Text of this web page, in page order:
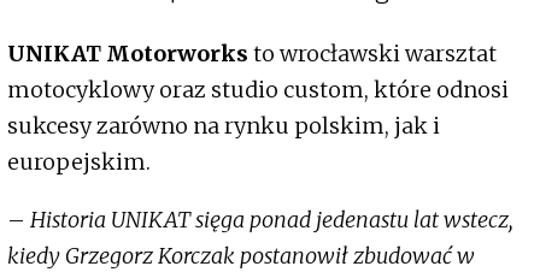
UNIKAT Motorworks to wrocławski warsztat
motocyklowy oraz studio custom, które odnosi
sukcesy zarówno na rynku polskim, jak i
europejskim.
– Historia UNIKAT sięga ponad jedenastu lat wstecz,
kiedy Grzegorz Korczak postanowił zbudować w